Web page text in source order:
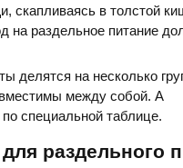
скапливаясь в толстой
на раздельное питание
делятся на несколько
между собой. А
специальной таблице.
раздельного